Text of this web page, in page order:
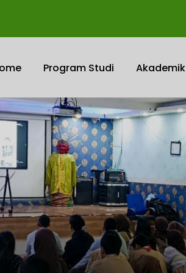
Program Studi Akademik